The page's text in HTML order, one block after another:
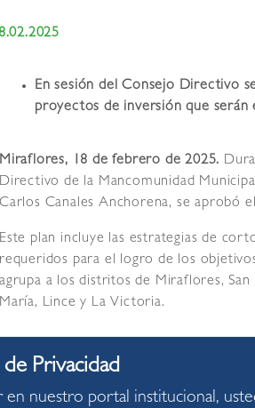
En sesión del Consejo Directivo
proyectos de inversión que serán
Miraflores, 18 de febrero de 2025.
Directivo de la Mancomunidad
Carlos Canales Anchorena, se aprobó
Este plan incluye las estrategias de
requeridos para el logro de los
agrupa a los distritos de Miraflores, San
María, Lince y La Victoria.
en nuestro portal institucional,